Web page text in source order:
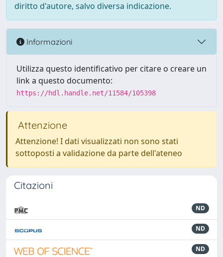
diritto d'autore, salvo diversa indicazione.
Informazioni
Utilizza questo identificativo per citare o creare un
link a questo documento:
https://hdl.handle.net/11584/105398
Attenzione
Attenzione! I dati visualizzati non sono stati
sottoposti a validazione da parte dell'ateneo
Citazioni
ND
ND
ND